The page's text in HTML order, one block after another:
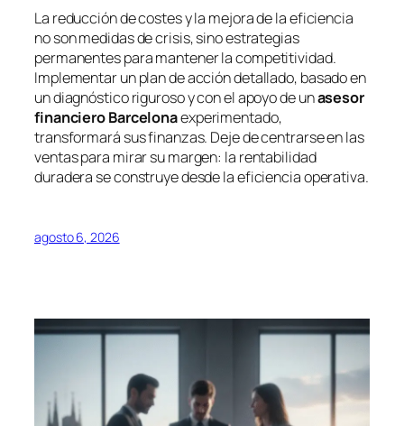
La reducción de costes y la mejora de la eficiencia
no son medidas de crisis, sino estrategias
permanentes para mantener la competitividad.
Implementar un plan de acción detallado, basado en
un diagnóstico riguroso y con el apoyo de unasesor
financiero Barcelonaexperimentado,
transformará sus finanzas. Deje de centrarse en las
ventas para mirar su margen: la rentabilidad
duradera se construye desde la eficiencia operativa.
agosto 6, 2026